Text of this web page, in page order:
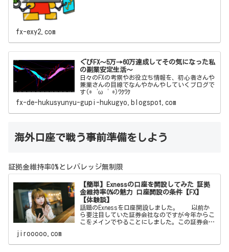
fx-exy2.com
ぐぴFX～5万→60万達成してその気になった私
の副業安定生活～
日々のFXの考察やお役立ち情報を、初心者さんや
兼業さんの目線でなんやかんやしていくブログで
す(*‘ω‘ *)ﾜｸﾜｸ
fx-de-hukusyunyu-gupi-hukugyo.blogspot.com
海外口座で戦う事前準備をしよう
証拠金維持率0%とレバレッジ無制限
【簡単】Exnessの口座を開設してみた 証拠
金維持率0%の魅力 口座開設の条件【FX】
【体験談】
話題のExnessを口座開設しました。 以前か
ら要注目していた証券会社なのですが今年からこ
こをメインでやることにしました。この証券会社
はボーナスはありません。しかしそれを補う魅力
jirooooo.com